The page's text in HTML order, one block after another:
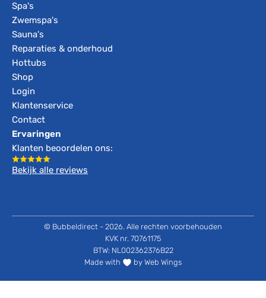
Spa's
Zwemspa's
Sauna's
Reparaties & onderhoud
Hottubs
Shop
Login
Klantenservice
Contact
Ervaringen
Klanten beoordelen ons:
Bekijk alle reviews
© Bubbeldirect - 2026. Alle rechten voorbehouden
KVK nr. 70761175
BTW: NL002362376B22
Made with
by Web Wings